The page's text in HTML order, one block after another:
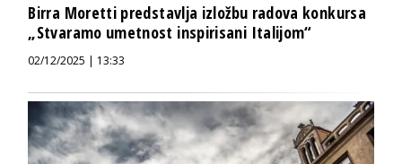
Birra Moretti predstavlja izložbu radova konkursa
„Stvaramo umetnost inspirisani Italijom“
02/12/2025 | 13:33